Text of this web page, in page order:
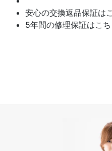
安心の交換返品保証は
5年間の修理保証はこ